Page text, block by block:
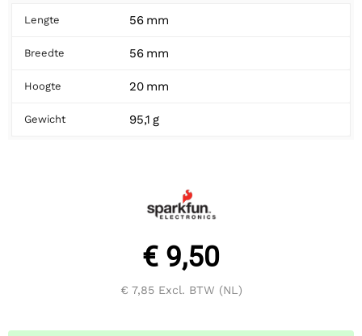
Lengte 56 mm
Breedte 56 mm
Hoogte 20 mm
Gewicht 95,1 g
€ 9,50
€ 7,85Excl. BTW (NL)